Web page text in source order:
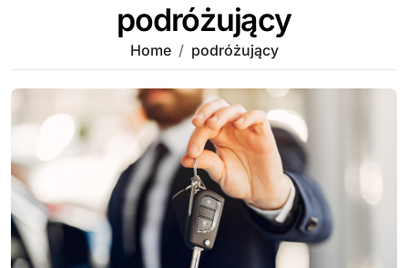
podróżujący
Home podróżujący